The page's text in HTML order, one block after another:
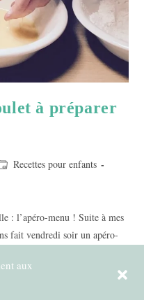
aux
à préparer
Recettes pour enfants
: l’apéro-menu ! Suite à mes
fait vendredi soir un apéro-